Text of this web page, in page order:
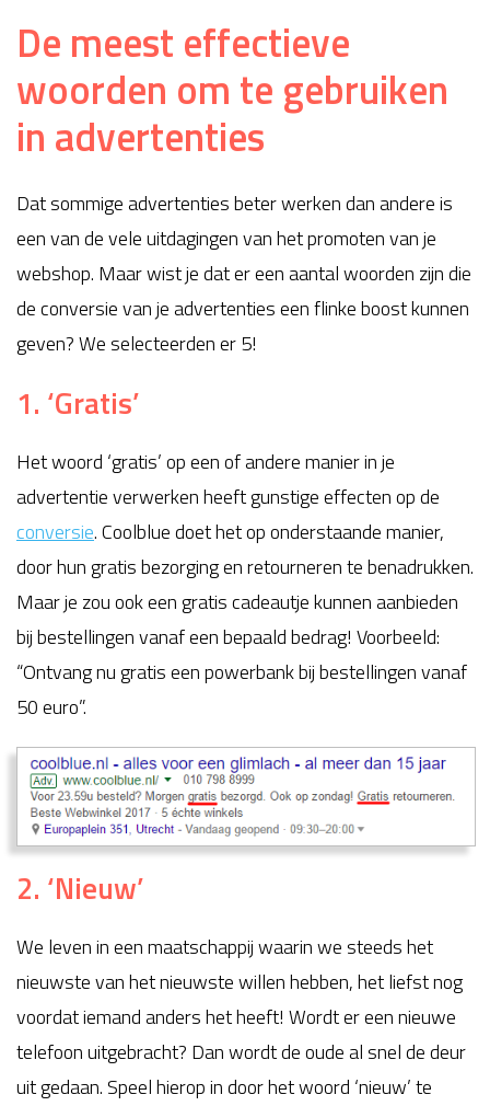
De meest effectieve
woorden om te gebruiken
in advertenties
Dat sommige advertenties beter werken dan andere is
een van de vele uitdagingen van het promoten van je
webshop. Maar wist je dat er een aantal woorden zijn die
de conversie van je advertenties een flinke boost kunnen
geven? We selecteerden er 5!
1. ‘Gratis’
Het woord ‘gratis’ op een of andere manier in je
advertentie verwerken heeft gunstige effecten op de
conversie. Coolblue doet het op onderstaande manier,
door hun gratis bezorging en retourneren te benadrukken.
Maar je zou ook een gratis cadeautje kunnen aanbieden
bij bestellingen vanaf een bepaald bedrag! Voorbeeld:
“Ontvang nu gratis een powerbank bij bestellingen vanaf
50 euro”.
2. ‘Nieuw’
We leven in een maatschappij waarin we steeds het
nieuwste van het nieuwste willen hebben, het liefst nog
voordat iemand anders het heeft! Wordt er een nieuwe
telefoon uitgebracht? Dan wordt de oude al snel de deur
uit gedaan. Speel hierop in door het woord ‘nieuw’ te